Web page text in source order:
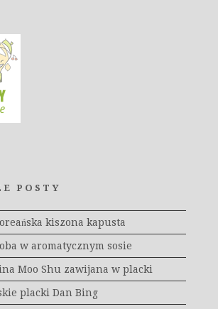
POSTY
kiszona kapusta
w aromatycznym sosie
Moo Shu zawijana w placki
placki Dan Bing